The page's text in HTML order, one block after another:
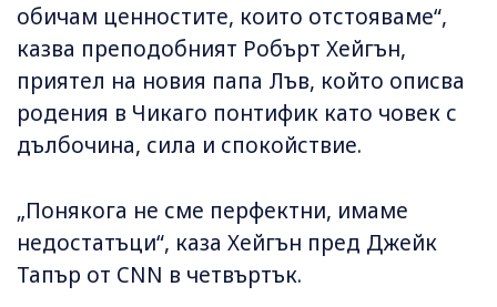
обичам ценностите, които отстояваме“,
казва преподобният Робърт Хейгън,
приятел на новия папа Лъв, който описва
родения в Чикаго понтифик като човек с
дълбочина, сила и спокойствие.
„Понякога не сме перфектни, имаме
недостатъци“, каза Хейгън пред Джейк
Тапър от CNN в четвъртък.